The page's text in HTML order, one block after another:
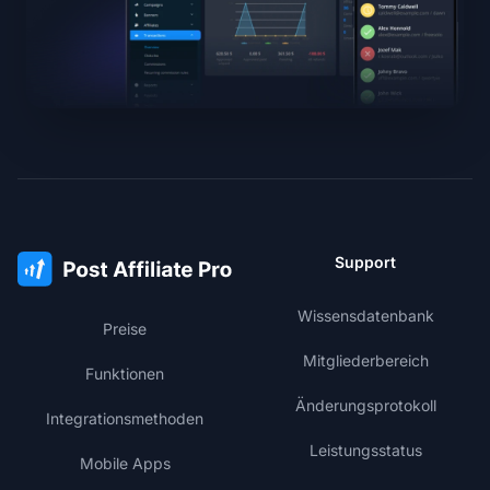
Preise
Funktionen
Integrationsmethoden
Mobile Apps
Support
Wissensdatenbank
Mitgliederbereich
Änderungsprotokoll
Leistungsstatus